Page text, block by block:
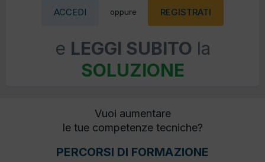
ACCEDI oppure REGISTRATI
e LEGGI SUBITO la
SOLUZIONE
Vuoi aumentare
le tue competenze tecniche?
PERCORSI DI FORMAZIONE